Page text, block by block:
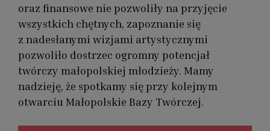
oraz finansowe nie pozwoliły na przyjęcie
wszystkich chętnych, zapoznanie się
z nadesłanymi wizjami artystycznymi
pozwoliło dostrzec ogromny potencjał
twórczy małopolskiej młodzieży. Mamy
nadzieję, że spotkamy się przy kolejnym
otwarciu Małopolskie Bazy Twórczej.